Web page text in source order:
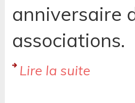
anniversaire
associations.
Lire la suite